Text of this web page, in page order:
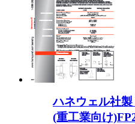
ハネウェル社
(重工業向け